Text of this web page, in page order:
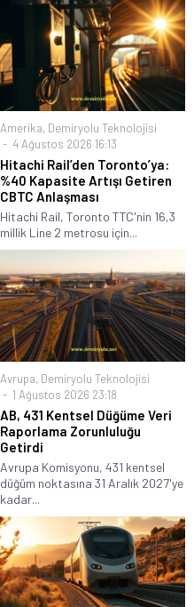
Amerika, Demiryolu Teknolojisi
4 Ağustos 2026 16:13
Hitachi Rail’den Toronto’ya:
%40 Kapasite Artışı Getiren
CBTC Anlaşması
Hitachi Rail, Toronto TTC'nin 16,3
millik Line 2 metrosu için...
Avrupa, Demiryolu Teknolojisi
1 Ağustos 2026 23:18
AB, 431 Kentsel Düğüme Veri
Raporlama Zorunluluğu
Getirdi
Avrupa Komisyonu, 431 kentsel
düğüm noktasına 31 Aralık 2027'ye
kadar...